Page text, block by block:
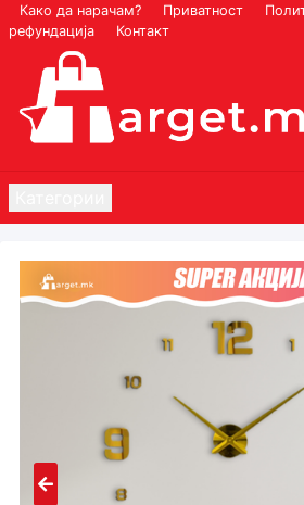
Како да нарачам? Приватност
рефундација
Контакт